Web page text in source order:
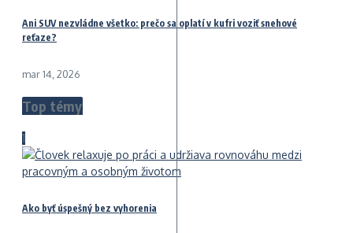
Ani SUV nezvládne všetko: prečo sa oplatí v kufri voziť snehové
reťaze?
mar 14, 2026
Top témy
1
Ako byť úspešný bez vyhorenia